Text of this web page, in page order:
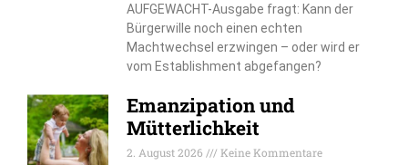
AUFGEWACHT-Ausgabe fragt: Kann der
Bürgerwille noch einen echten
Machtwechsel erzwingen – oder wird er
vom Establishment abgefangen?
Emanzipation und
Mütterlichkeit
2. August 2026
Keine Kommentare